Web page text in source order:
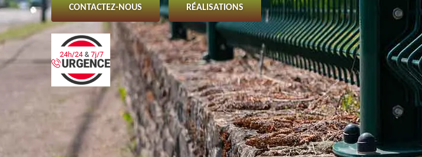
CONTACTEZ-NOUS RÉALISATIONS